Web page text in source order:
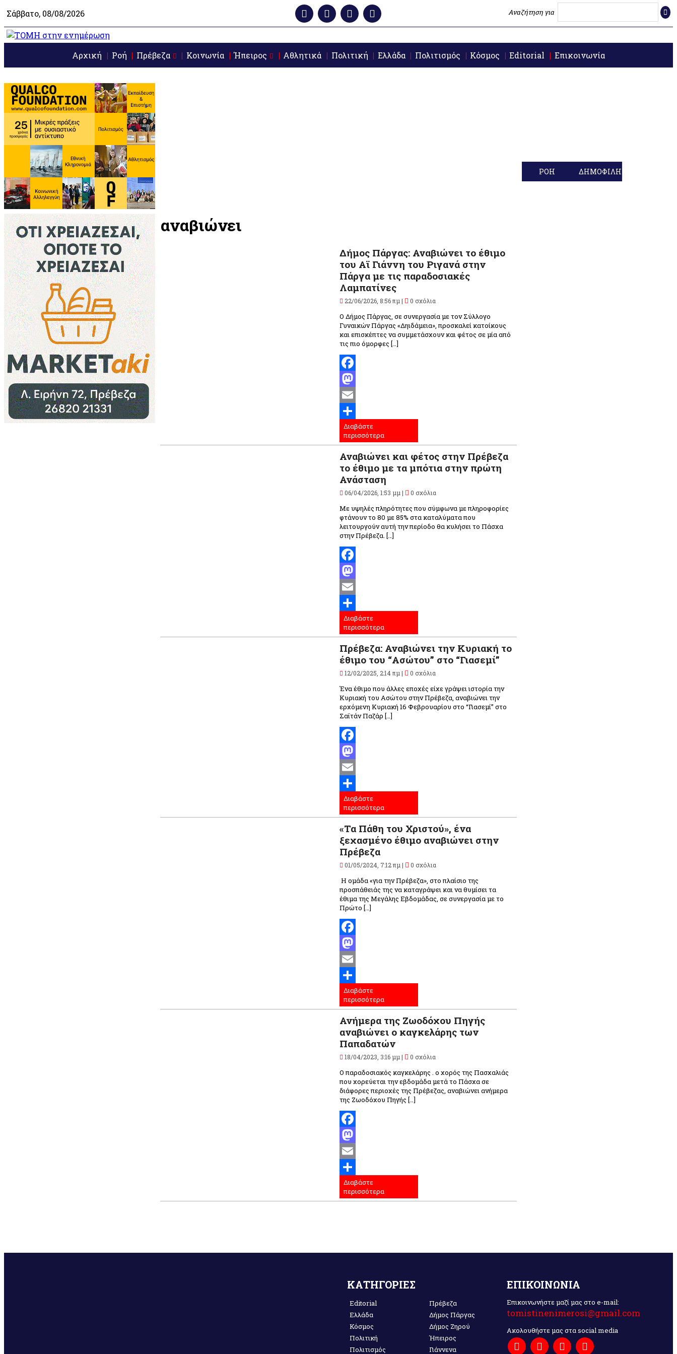
Σάββατο, 08/08/2026 Αναζήτηση για
Αρχική Ροή Πρέβεζα Κοινωνία Ήπειρος Αθλητικά Πολιτική Ελλάδα Πολιτισμός Κόσμος Editorial Επικοινωνία
αναβιώνει
Δήμος Πάργας: Αναβιώνει το έθιμο
του Αϊ Γιάννη του Ριγανά στην
Πάργα με τις παραδοσιακές
Λαμπατίνες
22/06/2026, 8:56 πμ | 0 σχόλια
Ο Δήμος Πάργας, σε συνεργασία με τον Σύλλογο
Γυναικών Πάργας «Δηιδάμεια», προσκαλεί κατοίκους
και επισκέπτες να συμμετάσχουν και φέτος σε μία από
τις πιο όμορφες […]
Facebook
Mastodon
Email
Μοιραστείτε
Διαβάστε
περισσότερα
Αναβιώνει και φέτος στην Πρέβεζα
το έθιμο με τα μπότια στην πρώτη
Ανάσταση
06/04/2026, 1:53 μμ | 0 σχόλια
Με υψηλές πληρότητες που σύμφωνα με πληροφορίες
φτάνουν το 80 με 85% στα καταλύματα που
λειτουργούν αυτή την περίοδο θα κυλήσει το Πάσχα
στην Πρέβεζα. […]
Facebook
Mastodon
Email
Μοιραστείτε
Διαβάστε
περισσότερα
Πρέβεζα: Αναβιώνει την Κυριακή το
έθιμο του “Ασώτου” στο “Γιασεμί”
12/02/2025, 2:14 πμ | 0 σχόλια
Ένα έθιμο που άλλες εποχές είχε γράψει ιστορία την
Κυριακή του Ασώτου στην Πρέβεζα, αναβιώνει την
ερχόμενη Κυριακή 16 Φεβρουαρίου στο “Γιασεμί” στο
Σαϊτάν Παζάρ […]
Facebook
Mastodon
Email
Μοιραστείτε
Διαβάστε
περισσότερα
«Τα Πάθη του Χριστού», ένα
ξεχασμένο έθιμο αναβιώνει στην
Πρέβεζα
01/05/2024, 7:12 πμ | 0 σχόλια
Η ομάδα «για την Πρέβεζα», στο πλαίσιο της
προσπάθειάς της να καταγράψει και να θυμίσει τα
έθιμα της Μεγάλης Εβδομάδας, σε συνεργασία με το
Πρώτο […]
Facebook
Mastodon
Email
Μοιραστείτε
Διαβάστε
περισσότερα
Ανήμερα της Ζωοδόχου Πηγής
αναβιώνει ο καγκελάρης των
Παπαδατών
18/04/2023, 3:16 μμ | 0 σχόλια
O παραδοσιακός καγκελάρης . ο χορός της Πασχαλιάς
που χορεύεται την εβδομάδα μετά το Πάσχα σε
διάφορες περιοχές της Πρέβεζας, αναβιώνει ανήμερα
της Ζωοδόχου Πηγής […]
Facebook
Mastodon
Email
Μοιραστείτε
Διαβάστε
περισσότερα
ΡΟΗ ΔΗΜΟΦΙΛΗ
ΚΑΤΗΓΟΡΙΕΣ
Editorial
Ελλάδα
Κόσμος
Πολιτική
Πολιτισμός
Πρέβεζα
Δήμος Πάργας
Δήμος Ζηρού
Ήπειρος
Γιάννενα
ΕΠΙΚΟΙΝΩΝΙΑ
Επικοινωνήστε μαζί μας στο e-mail:
tomistinenimerosi@gmail.com
Ακολουθήστε μας στα social media